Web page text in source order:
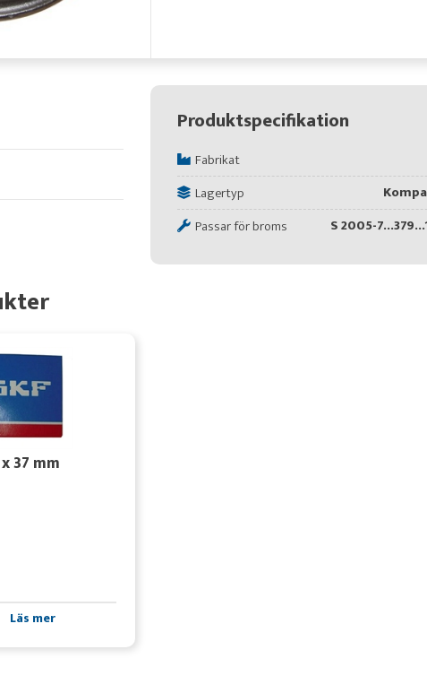
Produktspecifikation
Fabrikat
Lagertyp
Passar för broms
S 2005-
37 mm
Läs mer